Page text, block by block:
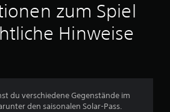
B
w
e
zum Spiel
Hinweise
du verschiedene Gegenstände im
den saisonalen Solar-Pass.